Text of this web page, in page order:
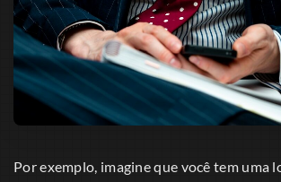
Por exemplo, imagine que você tem uma